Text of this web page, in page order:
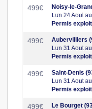
499€
Noisy-le-
Lun 24 Aout
Permis
499€
Aubervilliers
Lun 31 Aout
Permis
499€
Saint-Denis
Lun 31 Aout
Permis
499€
Le Bourget